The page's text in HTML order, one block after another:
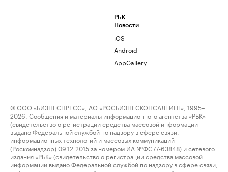
РБК
Новости
iOS
Android
AppGallery
© ООО «БИЗНЕСПРЕСС», АО «РОСБИЗНЕСКОНСАЛТИНГ», 1995–
2026. Сообщения и материалы информационного агентства «РБК»
(свидетельство о регистрации средства массовой информации
выдано Федеральной службой по надзору в сфере связи,
информационных технологий и массовых коммуникаций
(Роскомнадзор) 09.12.2015 за номером ИА №ФС77-63848) и сетевого
издания «РБК» (свидетельство о регистрации средства массовой
информации выдано Федеральной службой по надзору в сфере связи,